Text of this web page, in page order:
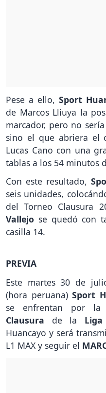
Pese a ello, Sport
de Marcos Lliuya la
marcador, pero no
sino el que abriera el
Lucas Cano con una
tablas a los 54 minutos
Con este resultado,
seis unidades,
del Torneo Clausura
Vallejo se quedó con
casilla 14.
PREVIA
Este martes 30 de
(hora peruana)Sport
se enfrentan por
Clausura de la
Huancayo y será
L1 MAX y seguir el